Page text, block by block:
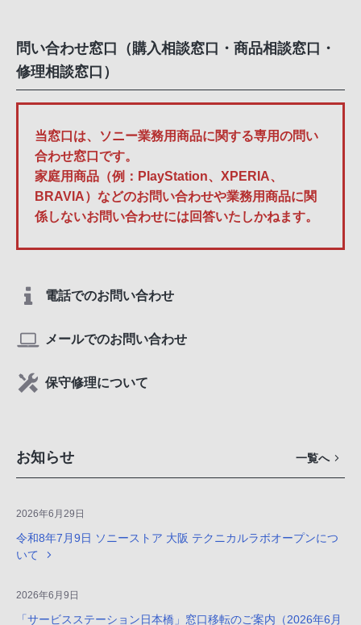
問い合わせ窓口（購入相談窓口・商品相談窓口・
修理相談窓口）
当窓口は、ソニー業務用商品に関する専用の問い
合わせ窓口です。
家庭用商品（例：PlayStation、XPERIA、
BRAVIA）などのお問い合わせや業務用商品に関
係しないお問い合わせには回答いたしかねます。
電話でのお問い合わせ
メールでのお問い合わせ
保守修理について
お知らせ 一覧へ
2026年6月29日
令和8年7月9日 ソニーストア 大阪 テクニカルラボオープンにつ
いて
2026年6月9日
「サービスステーション日本橋」窓口移転のご案内（2026年6月